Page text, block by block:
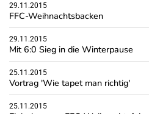
29.11.2015
FFC-Weihnachtsbacken
29.11.2015
Mit 6:0 Sieg in die Winterpause
25.11.2015
Vortrag 'Wie tapet man richtig'
25.11.2015